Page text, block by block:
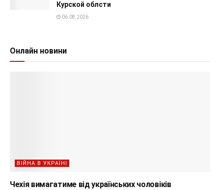
Курской облсти
06.08.2026
Онлайн новини
ВІЙНА В УКРАЇНІ
Чехія вимагатиме від українських чоловіків